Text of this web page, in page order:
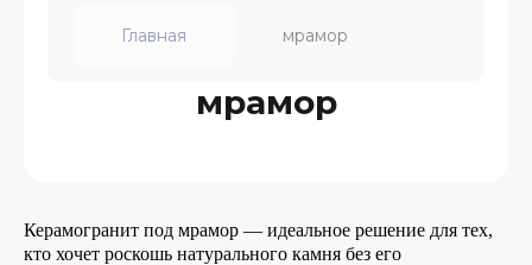
Главная мрамор
мрамор
Керамогранит под мрамор — идеальное решение для тех,
кто хочет роскошь натурального камня без его